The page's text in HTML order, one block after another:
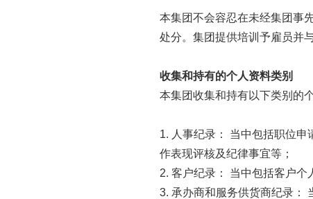
本集团不会容忍在未经集团事
处分。集团提供培训予雇员并
收集和持有的个人资料类别
本集团收集和持有以下类别的
1. 人事纪录： 当中包括职位
作表现评核及纪律事宜等；
2. 客户纪录： 当中包括客户个
3. 承办商和服务供货商纪录：